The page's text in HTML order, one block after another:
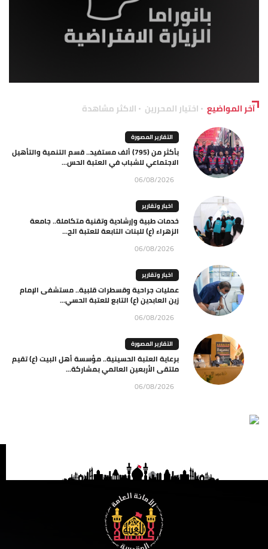
آخر المواضيع اختيار المحررين الاكثر مشاهدة
التقارير المصورة
بأكثر من (795) ألف مستفيد.. قسم التنمية والتأهيل
الاجتماعي للشباب في العتبة الحس...
06/08/2026
اخبار وتقارير
خدمات طبية وإرشادية وتقنية متكاملة.. جامعة
الزهراء (ع) للبنات التابعة للعتبة الح...
06/08/2026
اخبار وتقارير
عمليات جراحية وقسطرات قلبية.. مستشفى الإمام
زين العابدين (ع) التابع للعتبة الحسي...
06/08/2026
التقارير المصورة
برعاية العتبة الحسينية.. مؤسسة أهل البيت (ع) تقيم
ملتقى الأربعين العالمي بمشاركة...
06/08/2026